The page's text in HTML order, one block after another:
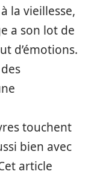
la vieillesse,
a son lot de
d’émotions.
touchent
bien avec
article